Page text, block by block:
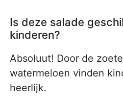
Is deze salade
kinderen?
Absoluut! Door de
watermeloen vinden
heerlijk.